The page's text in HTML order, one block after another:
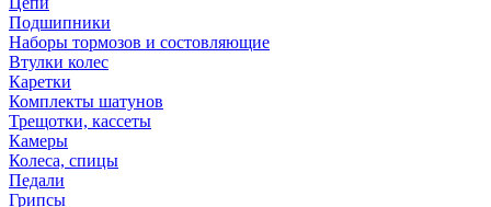
Подшипники
Наборы тормозов и состовляющие
Втулки колес
Каретки
Комплекты шатунов
Трещотки, кассеты
Камеры
Колеса, спицы
Педали
Грипсы